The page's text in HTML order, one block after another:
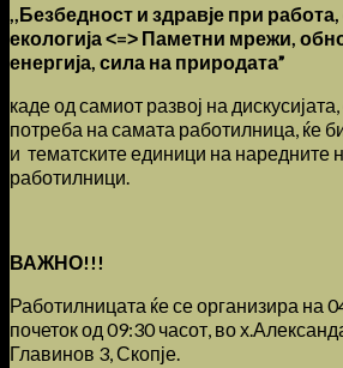
,,Безбедност и здравје при работа,
екологија˂=˃ Паметни мрежи,
енергија, сила на природата”
каде од самиот развој на
потреба на самата работилница, ќе
и тематските единици на наредните
работилници.
ВАЖНО!!!
Работилницата ќе се организира на
почеток од 09:30 часот, во
Главинов 3, Скопје.